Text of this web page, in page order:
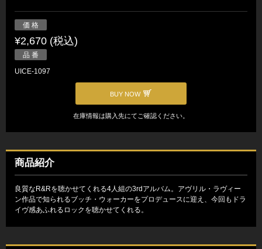
価 格
¥2,670 (税込)
品 番
UICE-1097
BUY NOW
在庫情報は購入先にてご確認ください。
商品紹介
良質なR&Rを聴かせてくれる4人組の3rdアルバム。アヴリル・ラヴィー
ン作品で知られるブッチ・ウォーカーをプロデュースに迎え、今回もドラ
イヴ感あふれるロックを聴かせてくれる。